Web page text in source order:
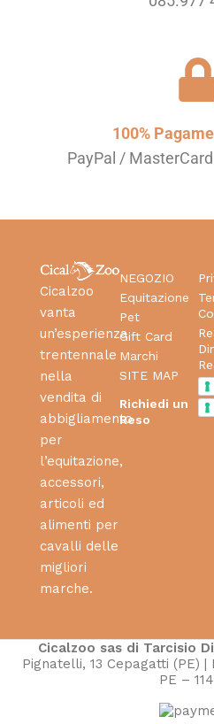
100%
PayPal /
Cicalzoo
vanta
un’esperienza
trentennale
nella
vendita di
abbigliamento
per
l’equitazione,
accessori,
articoli ed
alimenti per
cavalli delle
migliori
marche.
NEGOZIO
Equitazione
Pet
Gift Card
Marchi
SITE MAP
Richiedi un
Reso
Cicalzoo sas di Tarcisio
Pignatelli, 13 Cepagatti (PE) |
PE –